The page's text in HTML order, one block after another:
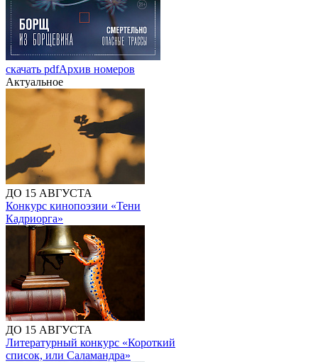
скачать pdfАрхив номеров
Актуальное
ДО 15 АВГУСТА
Конкурс кинопоэзии «Тени
Кадриорга»
ДО 15 АВГУСТА
Литературный конкурс «Короткий
список, или Саламандра»